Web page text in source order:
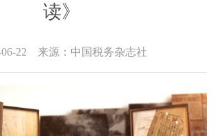
读》
22 来源：中国税务杂志社